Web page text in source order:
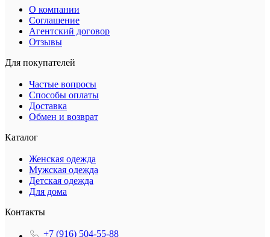
О компании
Соглашение
Агентский договор
Отзывы
Для покупателей
Частые вопросы
Способы оплаты
Доставка
Обмен и возврат
Каталог
Женская одежда
Мужская одежда
Детская одежда
Для дома
Контакты
+7 (916) 504-55-88